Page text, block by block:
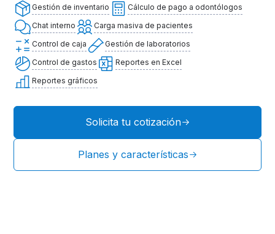
Gestión de inventario
Cálculo de pago a odontólogos
Chat interno
Carga masiva de pacientes
Control de caja
Gestión de laboratorios
Control de gastos
Reportes en Excel
Reportes gráficos
Solicita tu cotización
Planes y características